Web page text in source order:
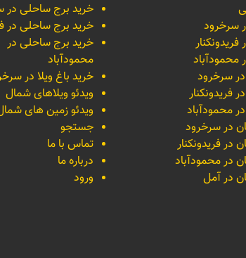
سرخرود
فریدونکنار
محمودآباد
سرخرود
فریدونکنار
محمودآباد
در سرخرود
در فریدونکنار
در محمودآباد
در آمل
خرید برج ساحلی در
خرید برج ساحلی در
خرید برج ساحلی در
محمودآباد
خرید باغ ویلا در
ویدئو ویلاهای شمال
ویدئو زمین های
جستجو
تماس با ما
درباره ما
ورود